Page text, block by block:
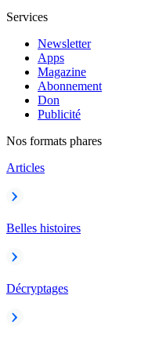
Services
Newsletter
Apps
Magazine
Abonnement
Don
Publicité
Nos formats phares
Articles
Belles histoires
Décryptages